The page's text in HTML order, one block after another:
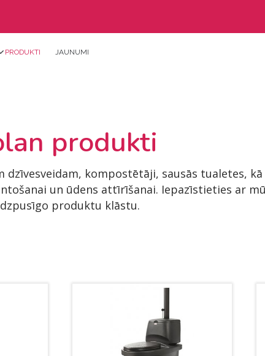
PRODUKTI JAUNUMI
produkti
dzīvesveidam, kompostētāji, sausās tualetes,
un ūdens attīrīšanai. Iepazīstieties ar
produktu klāstu.